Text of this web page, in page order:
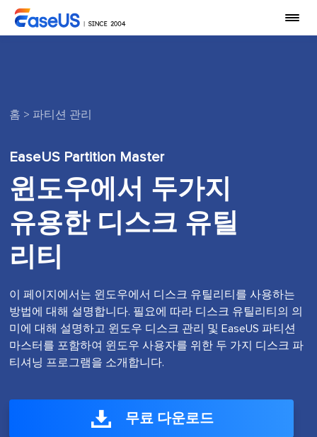
홈 > 파티션 관리
EaseUS Partition Master
윈도우에서 두가지
유용한 디스크 유틸
리티
이 페이지에서는 윈도우에서 디스크 유틸리티를 사용하는
방법에 대해 설명합니다. 필요에 따라 디스크 유틸리티의 의
미에 대해 설명하고 윈도우 디스크 관리 및 EaseUS 파티션
마스터를 포함하여 윈도우 사용자를 위한 두 가지 디스크 파
티셔닝 프로그램을 소개합니다.
무료 다운로드